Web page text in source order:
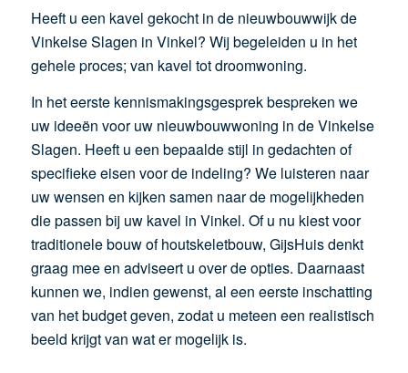
Heeft u een kavel gekocht in de nieuwbouwwijk de
Vinkelse Slagen in Vinkel? Wij begeleiden u in het
gehele proces; van kavel tot droomwoning.
In het eerste kennismakingsgesprek bespreken we
uw ideeën voor uw nieuwbouwwoning in de Vinkelse
Slagen. Heeft u een bepaalde stijl in gedachten of
specifieke eisen voor de indeling? We luisteren naar
uw wensen en kijken samen naar de mogelijkheden
die passen bij uw kavel in Vinkel. Of u nu kiest voor
traditionele bouw of houtskeletbouw, GijsHuis denkt
graag mee en adviseert u over de opties. Daarnaast
kunnen we, indien gewenst, al een eerste inschatting
van het budget geven, zodat u meteen een realistisch
beeld krijgt van wat er mogelijk is.